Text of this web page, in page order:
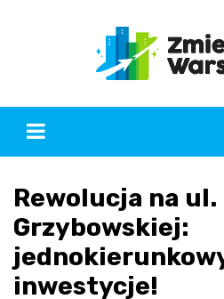
Rewolucja na ul.
Grzybowskiej:
inwestycje!